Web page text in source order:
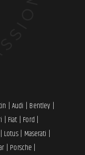
|Audi | Bentley |
| Fiat | Ford |
| Lotus| Maserati |
| Porsche |